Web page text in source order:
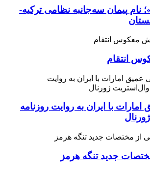
نام پیمان سه‌جانبه نظامی ترکیه-
انتقام
با ایران به روایت روزنامه
جدید تنگه هرمز